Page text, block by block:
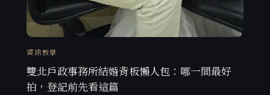
資訊教學
雙北戶政事務所結婚背板懶人包：哪一間最好
拍，登記前先看這篇